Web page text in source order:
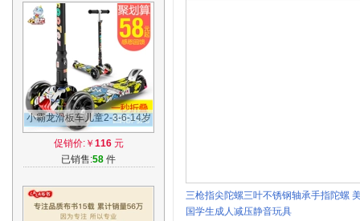
小霸龙滑板车儿童2-3-6-14岁
小孩三四轮折叠闪光踏板车滑
滑车玩具
促销价:￥ 116元
已销售:58 件
三枪指尖陀螺三叶不锈钢轴承手指陀螺
国学生成人减压静音玩具